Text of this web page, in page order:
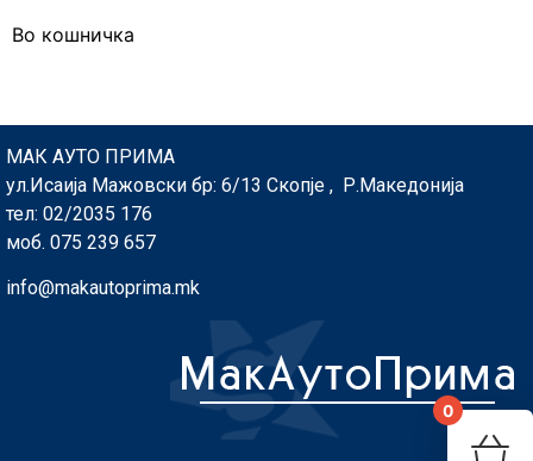
Во кошничка
МАК АУТО ПРИМА
ул.Исаија Мажовски бр: 6/13 Скопје , Р.Македонија
тел: 02/2035 176
моб. 075 239 657
info@makautoprima.mk
0